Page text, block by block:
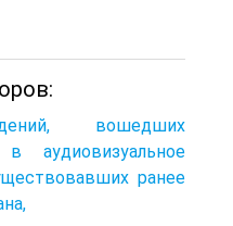
вошедших
аудиовизуальное
ранее